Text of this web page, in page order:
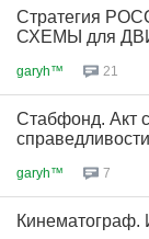
Стратегия
СХЕМЫ для
garyh™ 21
Стабфонд. Акт
garyh™ 7